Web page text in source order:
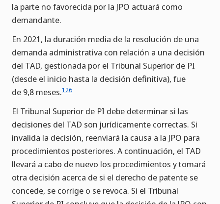
la parte no favorecida por la JPO actuará como
demandante.
En 2021, la duración media de la resolución de una
demanda administrativa con relación a una decisión
del TAD, gestionada por el Tribunal Superior de PI
(desde el inicio hasta la decisión definitiva), fue
de 9,8 meses.126
El Tribunal Superior de PI debe determinar si las
decisiones del TAD son jurídicamente correctas. Si
invalida la decisión, reenviará la causa a la JPO para
procedimientos posteriores. A continuación, el TAD
llevará a cabo de nuevo los procedimientos y tomará
otra decisión acerca de si el derecho de patente se
concede, se corrige o se revoca. Si el Tribunal